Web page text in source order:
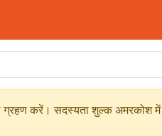
ग्रहण करें। सदस्यता शुल्क अमरकोश में